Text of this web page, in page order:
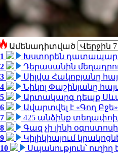
Ամենադիտված
1
Խստորեն
2
Դերասանին
3
Սիլվա Հակոբյանը
4
Նիկոլ Փաշինյանը
5
Արտակարգ դեպք
6
Ավարտվել է «Գող
7
425 անձինք
8
Գազ չի լինի օգոստոսի
9
Կիլիկիայում
10
Սպանություն՝ ուղիղ